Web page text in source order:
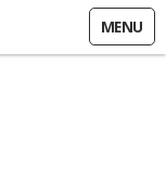
MENU